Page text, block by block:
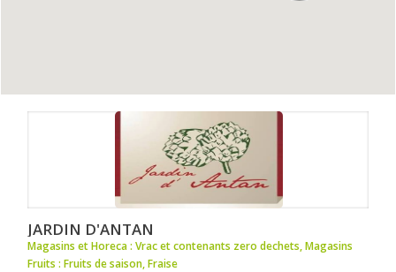
JARDIN D'ANTAN
Magasins et Horeca : Vrac et contenants zero dechets,Magasins
Fruits : Fruits de saison,Fraise